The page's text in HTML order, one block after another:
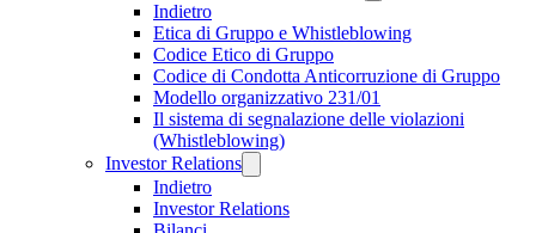
Indietro
Etica di Gruppo e Whistleblowing
Codice Etico di Gruppo
Codice di Condotta Anticorruzione di Gruppo
Modello organizzativo 231/01
Il sistema di segnalazione delle violazioni
(Whistleblowing)
Investor Relations
Indietro
Investor Relations